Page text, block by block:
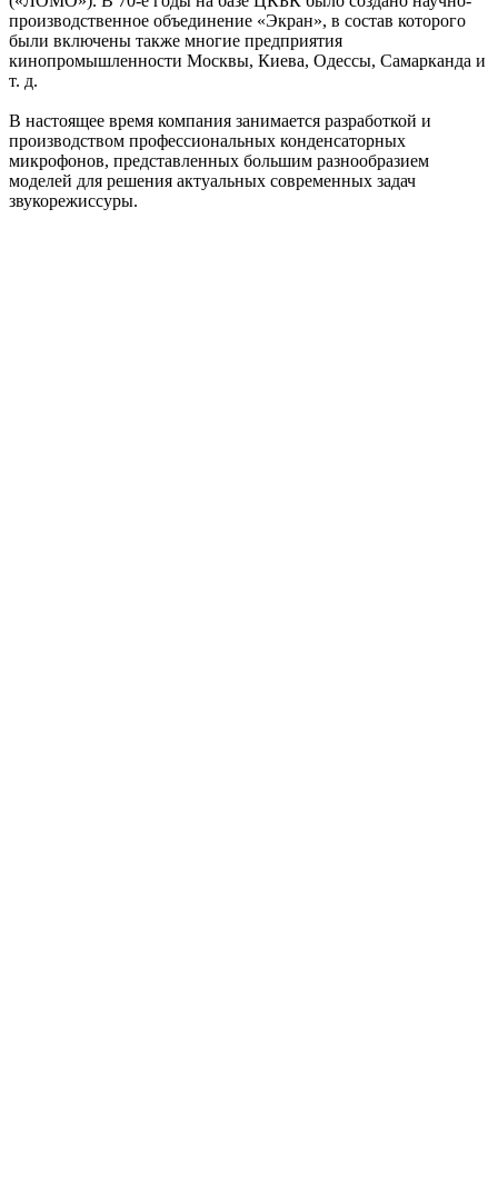
производственное объединение «Экран», в состав которого
были включены также многие предприятия
кинопромышленности Москвы, Киева, Одессы, Самарканда и
т. д.
В настоящее время компания занимается разработкой и
производством профессиональных конденсаторных
микрофонов, представленных большим разнообразием
моделей для решения актуальных современных задач
звукорежиссуры.